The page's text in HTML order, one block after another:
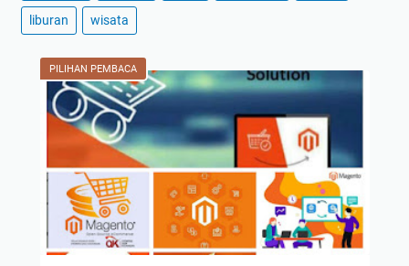
(59)
November(2)
October(2)
September(42)
(2)
July(2)
June(1)
May(1)
liburan wisata
PILIHAN PEMBACA